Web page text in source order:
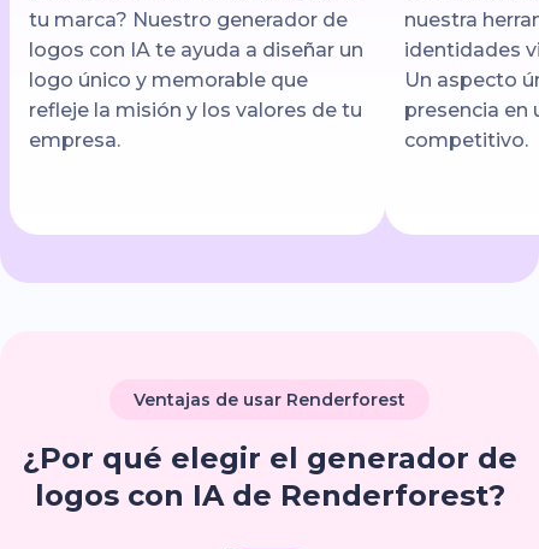
tu marca? Nuestro generador de
logos con IA te ayuda a diseñar un
logo único y memorable que
refleje la misión y los valores de tu
empresa.
nuestra
identidades
Un aspecto
presencia en
competitivo.
Ventajas de usar Renderforest
¿Por qué elegir el generador de
logos con IA de Renderforest?